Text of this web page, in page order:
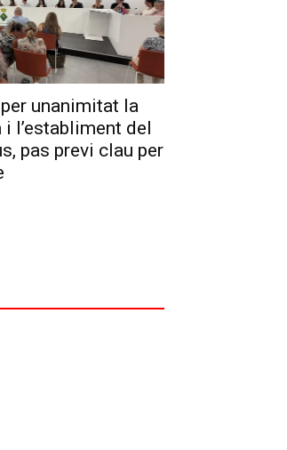
unanimitat la
l’establiment del
pas previ clau per